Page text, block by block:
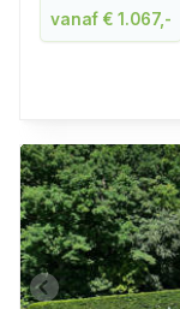
vanaf € 1.067,-